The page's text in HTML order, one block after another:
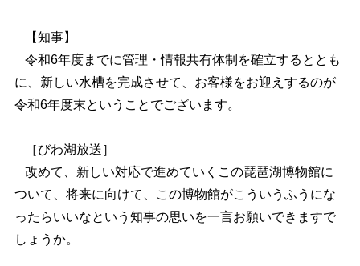
【知事】
令和6年度までに管理・情報共有体制を確立するととも
に、新しい水槽を完成させて、お客様をお迎えするのが
令和6年度末ということでございます。
［びわ湖放送］
改めて、新しい対応で進めていくこの琵琶湖博物館に
ついて、将来に向けて、この博物館がこういうふうにな
ったらいいなという知事の思いを一言お願いできますで
しょうか。